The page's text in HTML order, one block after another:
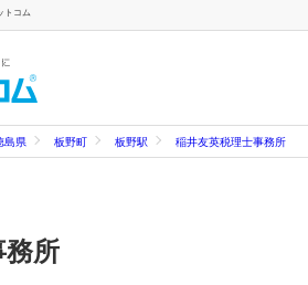
トコム
島県 板野町 板野駅 稲井友英税理士事務所
務所